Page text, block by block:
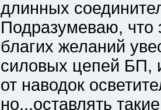
длинных
Подразумеваю, что
благих желаний
силовых цепей БП,
от наводок
но...оставлять